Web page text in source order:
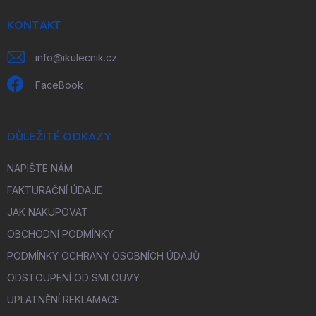
KONTAKT
info@ikulecnik.cz
FaceBook
DŮLEŽITÉ ODKAZY
NAPIŠTE NÁM
FAKTURAČNÍ ÚDAJE
JAK NAKUPOVAT
OBCHODNÍ PODMÍNKY
PODMÍNKY OCHRANY OSOBNÍCH ÚDAJŮ
ODSTOUPENÍ OD SMLOUVY
UPLATNĚNÍ REKLAMACE